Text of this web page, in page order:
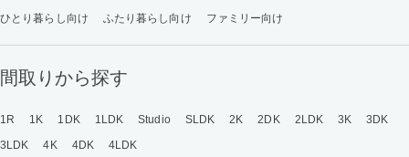
ひとり暮らし向け
ふたり暮らし向け ファミリー向け
間取りから探す
1R 1K 1DK 1LDK Studio SLDK 2K 2DK 2LDK 3K
3DK
3LDK
4K 4DK 4LDK